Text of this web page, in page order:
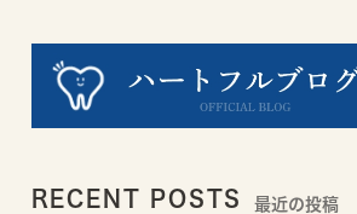
RECENT POSTS 最近の投稿